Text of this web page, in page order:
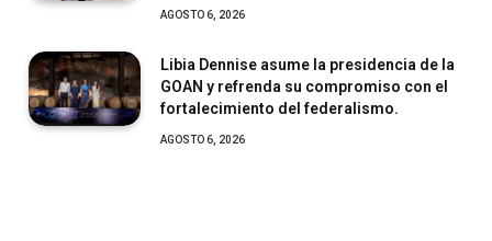
AGOSTO 6, 2026
Libia Dennise asume la presidencia de la
GOAN y refrenda su compromiso con el
fortalecimiento del federalismo.
AGOSTO 6, 2026